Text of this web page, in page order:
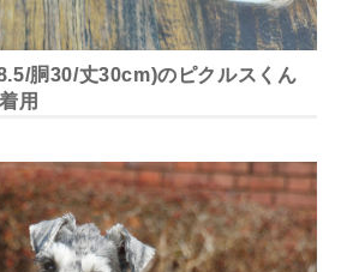
胴30/丈30cm)のピクルスくん
用